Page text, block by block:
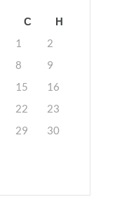
С
Н
1
2
8
9
15
16
22
23
29
30